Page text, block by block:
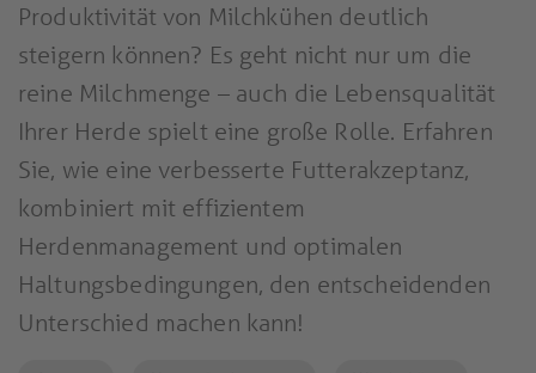
Produktivität von Milchkühen deutlich
steigern können? Es geht nicht nur um die
reine Milchmenge – auch die Lebensqualität
Ihrer Herde spielt eine große Rolle. Erfahren
Sie, wie eine verbesserte Futterakzeptanz,
kombiniert mit effizientem
Herdenmanagement und optimalen
Haltungsbedingungen, den entscheidenden
Unterschied machen kann!